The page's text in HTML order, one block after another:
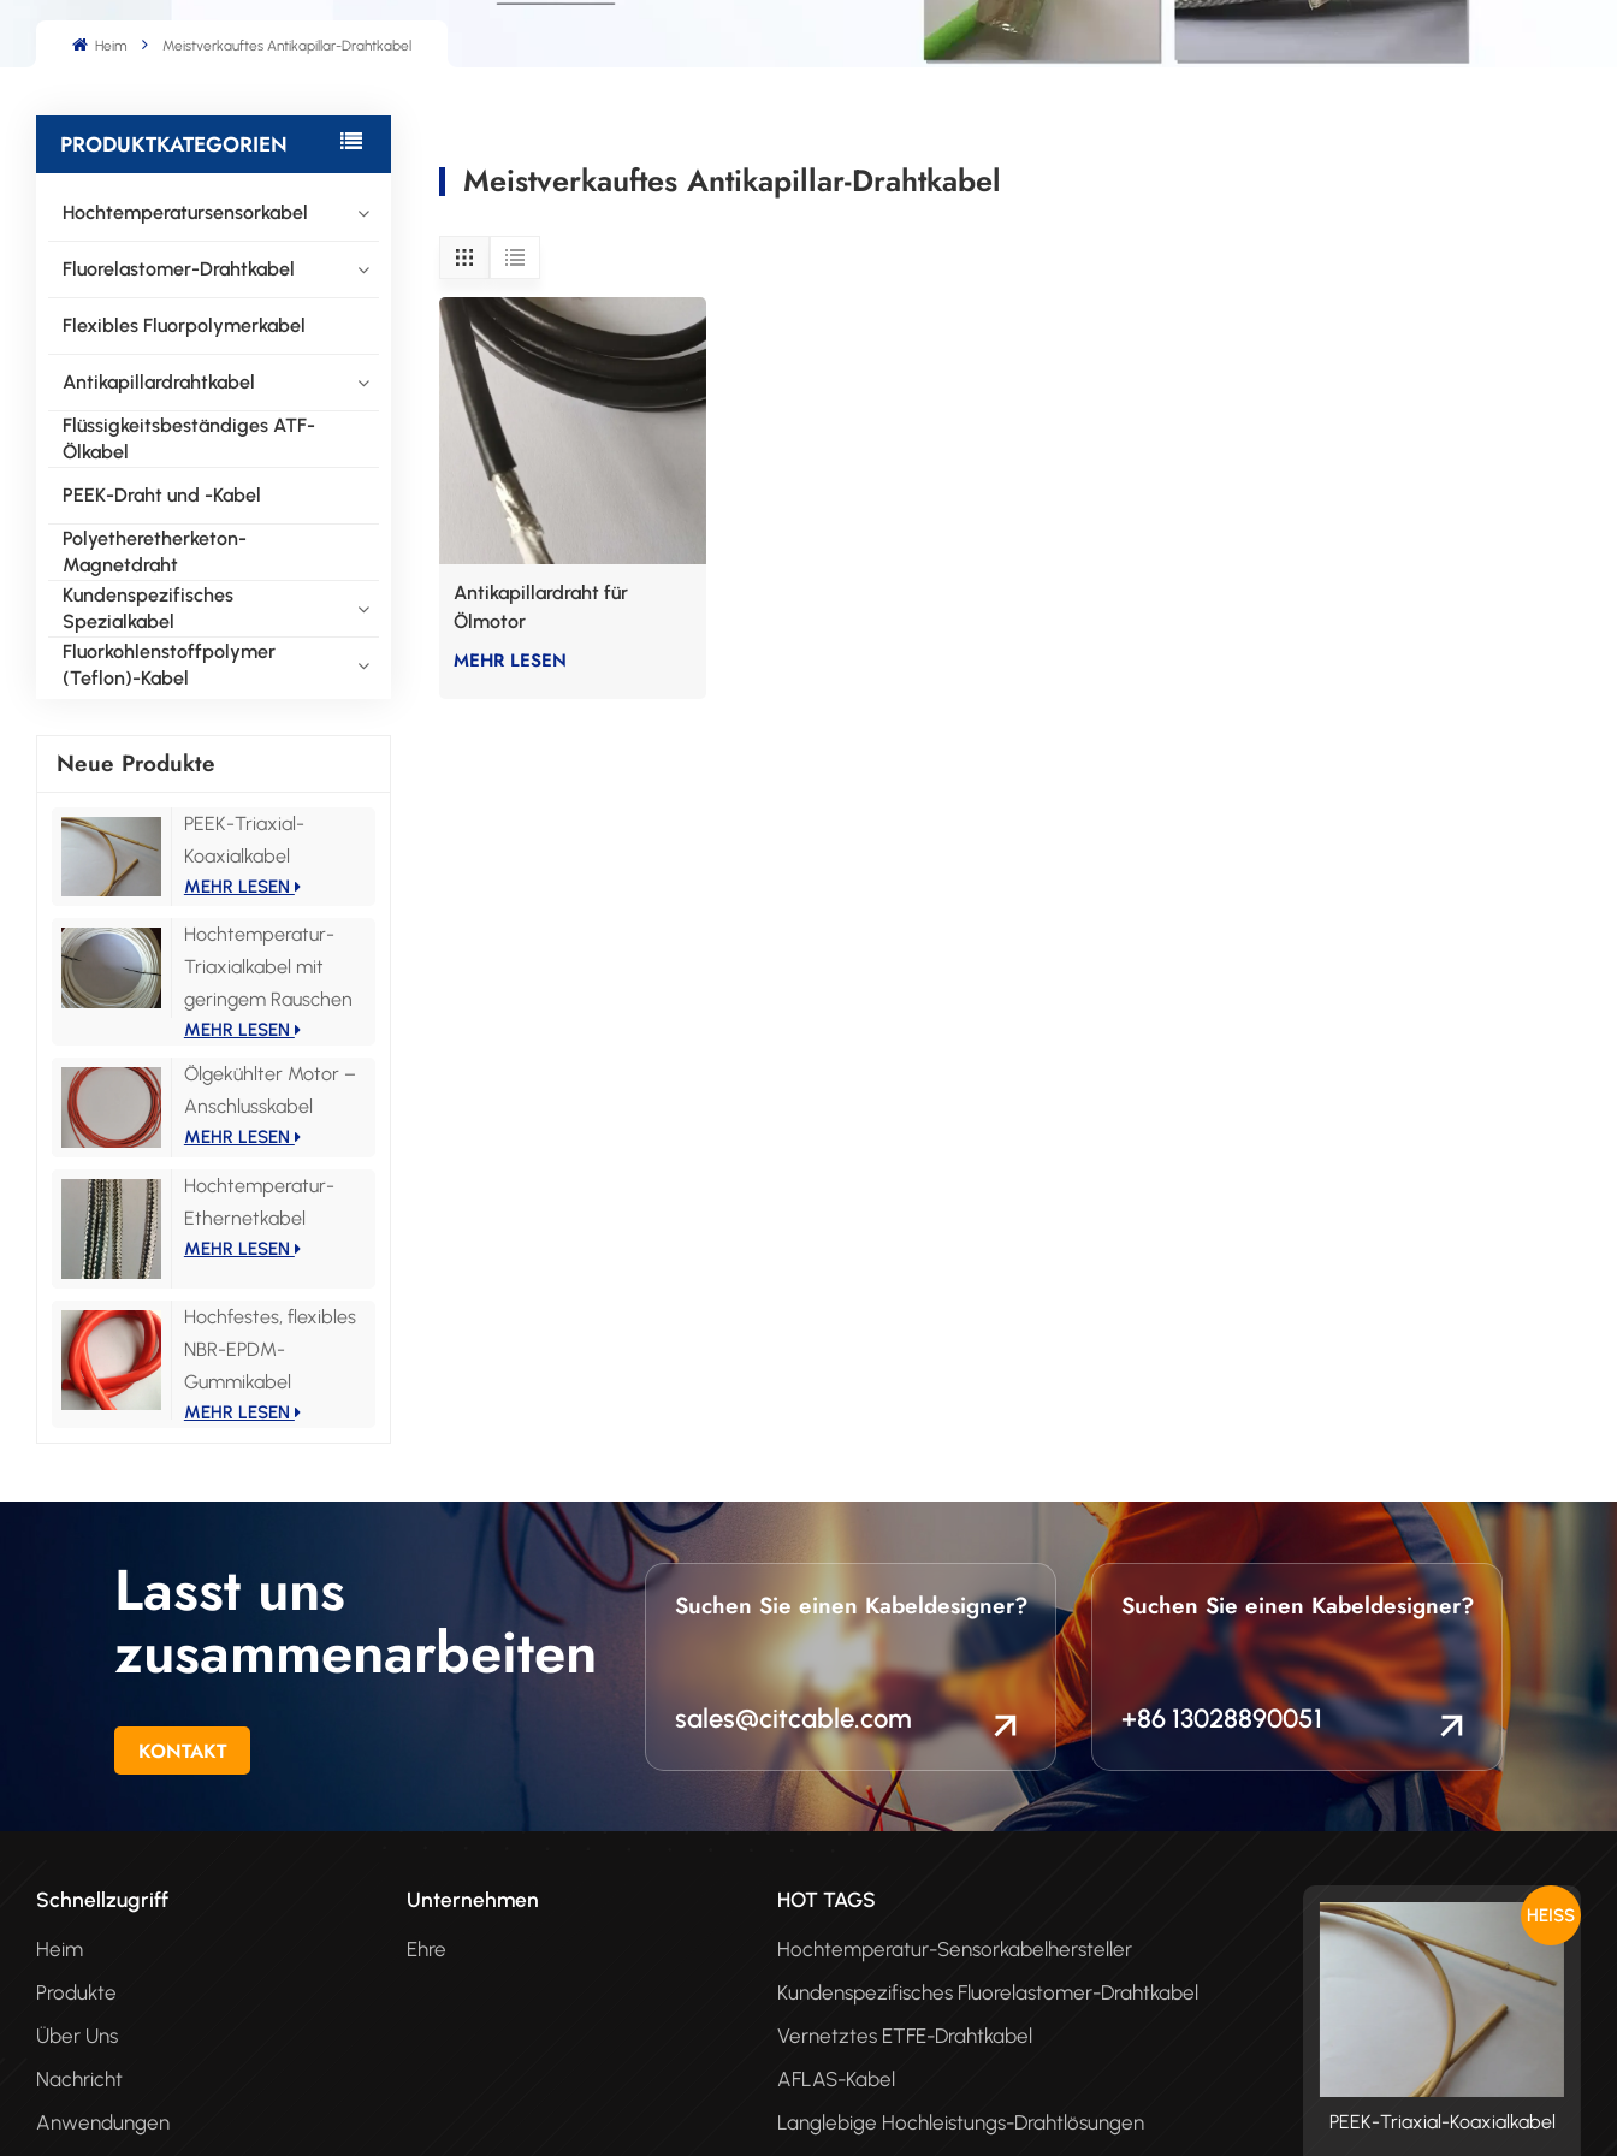
Heim Meistverkauftes Antikapillar-Drahtkabel
PRODUKTKATEGORIEN
Hochtemperatursensorkabel
Fluorelastomer-Drahtkabel
Flexibles Fluorpolymerkabel
Antikapillardrahtkabel
Flüssigkeitsbeständiges ATF-
Ölkabel
PEEK-Draht und -Kabel
Polyetheretherketon-
Magnetdraht
Kundenspezifisches
Spezialkabel
Fluorkohlenstoffpolymer
(Teflon)-Kabel
Neue Produkte
PEEK-Triaxial-
Koaxialkabel
MEHR LESEN
Hochtemperatur-
Triaxialkabel mit
geringem Rauschen
MEHR LESEN
Ölgekühlter Motor –
Anschlusskabel
MEHR LESEN
Hochtemperatur-
Ethernetkabel
MEHR LESEN
Hochfestes, flexibles
NBR-EPDM-
Gummikabel
MEHR LESEN
Meistverkauftes Antikapillar-Drahtkabel
Antikapillardraht für
Ölmotor
MEHR LESEN
Lasst uns
zusammenarbeiten
KONTAKT
Suchen Sie einen Kabeldesigner?
sales@citcable.com
Suchen Sie einen Kabeldesigner?
+86 13028890051
Schnellzugriff
Heim
Produkte
Über Uns
Nachricht
Anwendungen
Unternehmen
Ehre
HOT TAGS
Hochtemperatur-Sensorkabelhersteller
Kundenspezifisches Fluorelastomer-Drahtkabel
Vernetztes ETFE-Drahtkabel
AFLAS-Kabel
Langlebige Hochleistungs-Drahtlösungen
HEISS
PEEK-Triaxial-Koaxialkabel PEEK-Triaxial-Koaxialkabel